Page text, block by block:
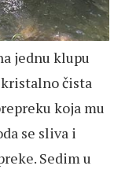
jednu klupu
čista
koja mu
se sliva i
Sedim u